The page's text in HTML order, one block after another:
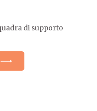
di supporto